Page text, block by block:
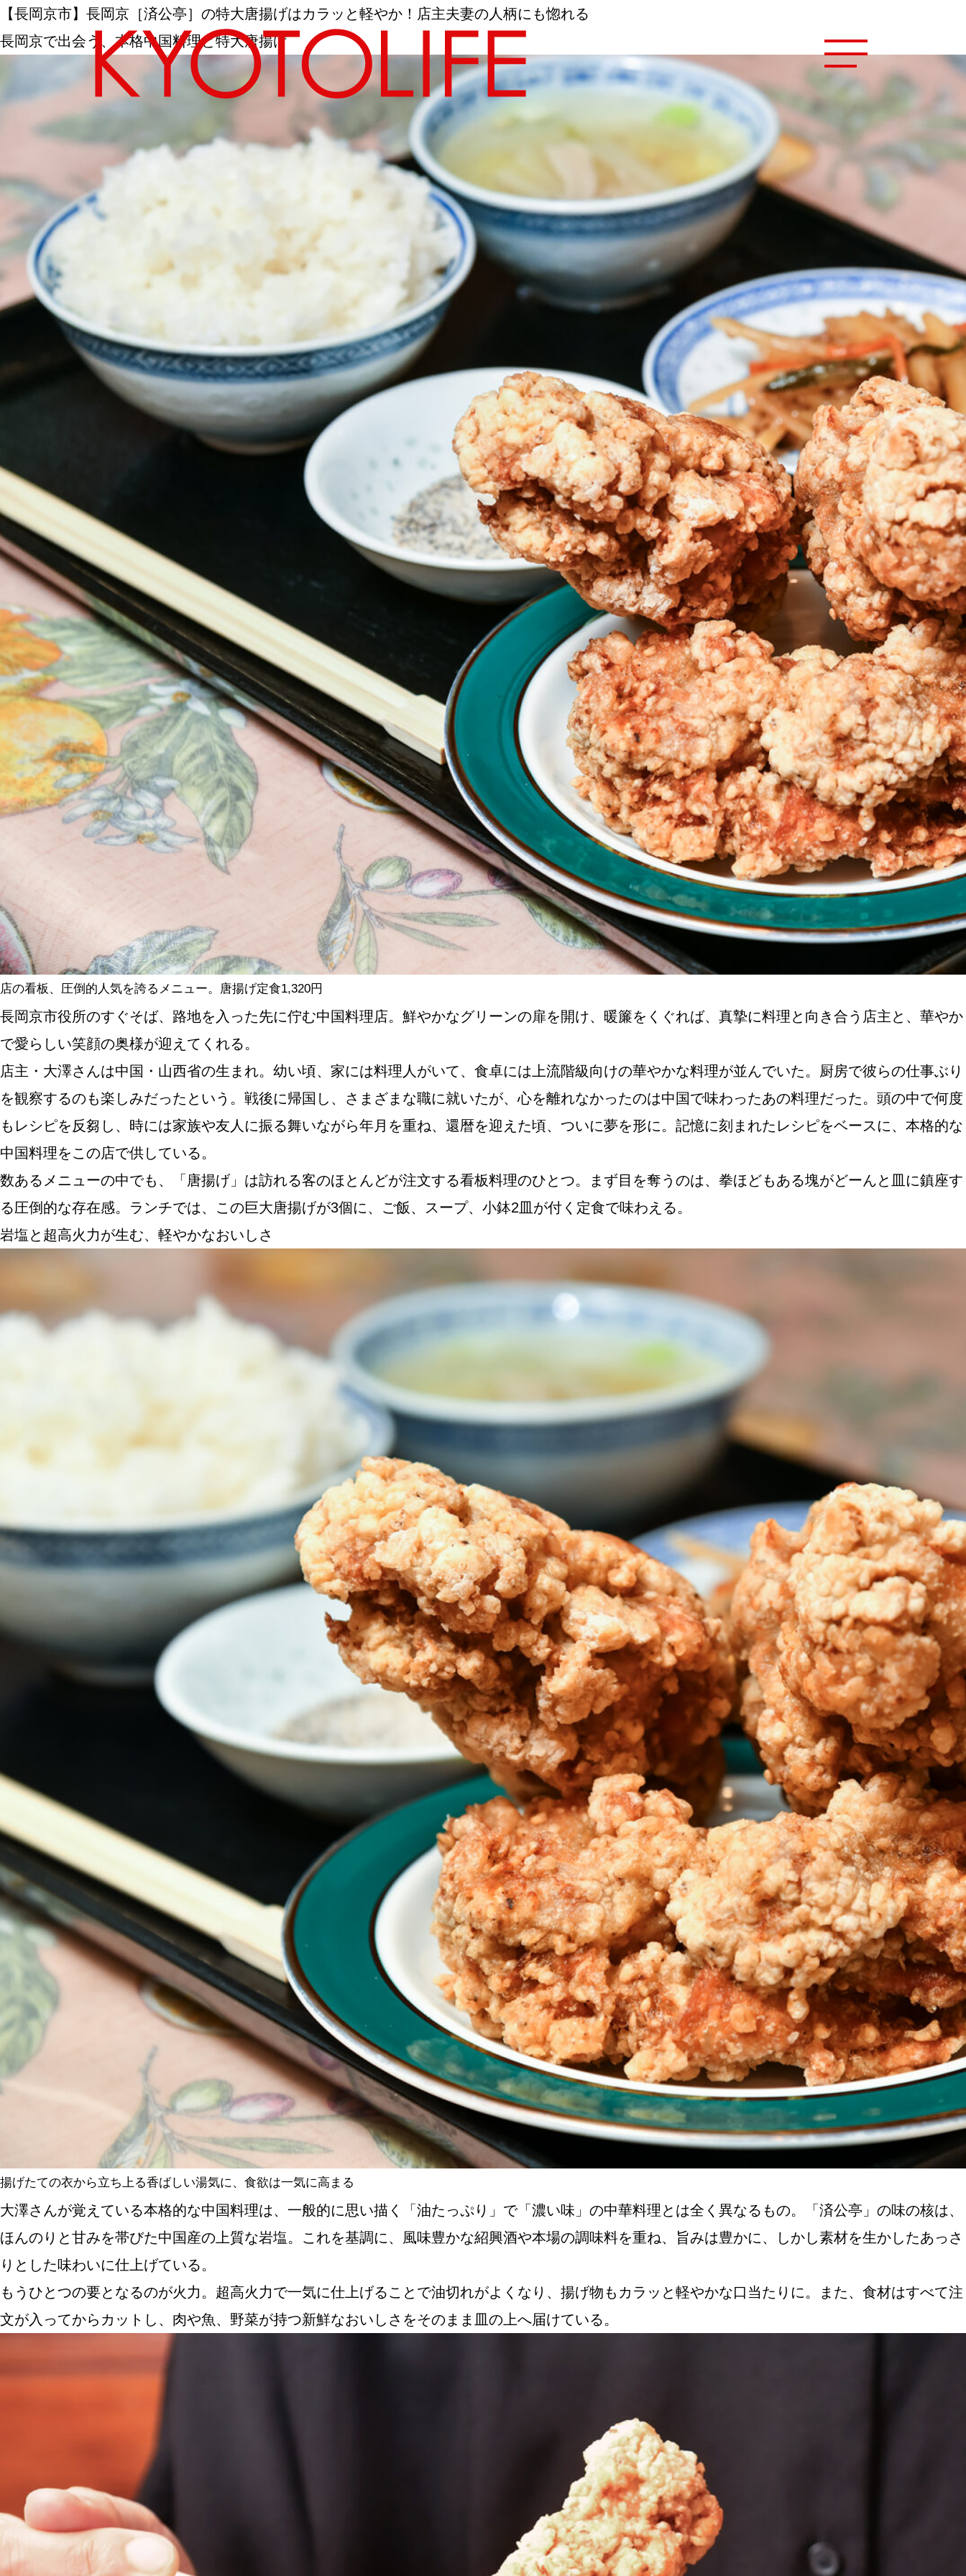
エリアから探す 地図から探す
カテゴリーから探す
SPECIAL
SERIES
カレーが好き
私と店のはなし
今月の京みやげ
京都の書店
CULTURE
関西で開催。おすすめの展覧会
おすすめの映画
誠光社で選びました。おすすめの本
紹介します。おすすめのイベント
ABOUT US Instagram
チケットプレゼント応募
【長岡京市】長岡京［済公亭］の特大唐揚げはカラッと軽やか！店主夫妻の人柄にも惚れる
長岡京で出会う、本格中国料理と特大唐揚げ
店の看板、圧倒的人気を誇るメニュー。唐揚げ定食1,320円
長岡京市役所のすぐそば、路地を入った先に佇む中国料理店。鮮やかなグリーンの扉を開け、暖簾をくぐれば、真摯に料理と向き合う店主と、華やか
で愛らしい笑顔の奥様が迎えてくれる。
店主・大澤さんは中国・山西省の生まれ。幼い頃、家には料理人がいて、食卓には上流階級向けの華やかな料理が並んでいた。厨房で彼らの仕事ぶり
を観察するのも楽しみだったという。戦後に帰国し、さまざまな職に就いたが、心を離れなかったのは中国で味わったあの料理だった。頭の中で何度
もレシピを反芻し、時には家族や友人に振る舞いながら年月を重ね、還暦を迎えた頃、ついに夢を形に。記憶に刻まれたレシピをベースに、本格的な
中国料理をこの店で供している。
数あるメニューの中でも、「唐揚げ」は訪れる客のほとんどが注文する看板料理のひとつ。まず目を奪うのは、拳ほどもある塊がどーんと皿に鎮座す
る圧倒的な存在感。ランチでは、この巨大唐揚げが3個に、ご飯、スープ、小鉢2皿が付く定食で味わえる。
岩塩と超高火力が生む、軽やかなおいしさ
揚げたての衣から立ち上る香ばしい湯気に、食欲は一気に高まる
大澤さんが覚えている本格的な中国料理は、一般的に思い描く「油たっぷり」で「濃い味」の中華料理とは全く異なるもの。「済公亭」の味の核は、
ほんのりと甘みを帯びた中国産の上質な岩塩。これを基調に、風味豊かな紹興酒や本場の調味料を重ね、旨みは豊かに、しかし素材を生かしたあっさ
りとした味わいに仕上げている。
もうひとつの要となるのが火力。超高火力で一気に仕上げることで油切れがよくなり、揚げ物もカラッと軽やかな口当たりに。また、食材はすべて注
文が入ってからカットし、肉や魚、野菜が持つ新鮮なおいしさをそのまま皿の上へ届けている。